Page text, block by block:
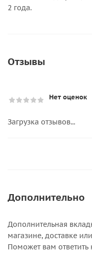
2 года.
Отзывы
Нет оценок
Загрузка отзывов...
Дополнительно
Дополнительная
магазине, доставке
Поможет вам